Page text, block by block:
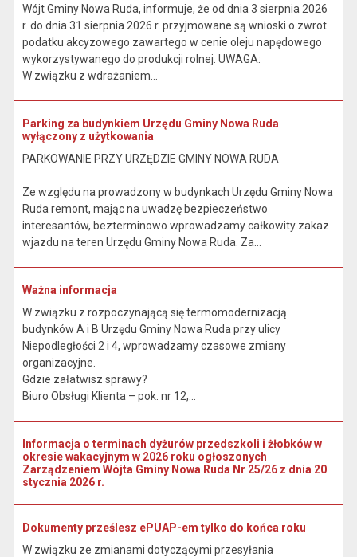
Wójt Gminy Nowa Ruda, informuje, że od dnia 3 sierpnia 2026
r. do dnia 31 sierpnia 2026 r. przyjmowane są wnioski o zwrot
podatku akcyzowego zawartego w cenie oleju napędowego
wykorzystywanego do produkcji rolnej. UWAGA:
W związku z wdrażaniem...
Parking za budynkiem Urzędu Gminy Nowa Ruda
wyłączony z użytkowania
PARKOWANIE PRZY URZĘDZIE GMINY NOWA RUDA
Ze względu na prowadzony w budynkach Urzędu Gminy Nowa
Ruda remont, mając na uwadzę bezpieczeństwo
interesantów, bezterminowo wprowadzamy całkowity zakaz
wjazdu na teren Urzędu Gminy Nowa Ruda. Za...
Ważna informacja
W związku z rozpoczynającą się termomodernizacją
budynków A i B Urzędu Gminy Nowa Ruda przy ulicy
Niepodległości 2 i 4, wprowadzamy czasowe zmiany
organizacyjne.
Gdzie załatwisz sprawy?
Biuro Obsługi Klienta – pok. nr 12,...
Informacja o terminach dyżurów przedszkoli i żłobków w
okresie wakacyjnym w 2026 roku ogłoszonych
Zarządzeniem Wójta Gminy Nowa Ruda Nr 25/26 z dnia 20
stycznia 2026 r.
Dokumenty prześlesz ePUAP-em tylko do końca roku
W związku ze zmianami dotyczącymi przesyłania